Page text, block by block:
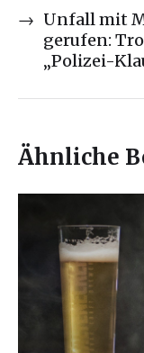
→ Unfall mit
gerufen:
„Polizei-
Ähnliche